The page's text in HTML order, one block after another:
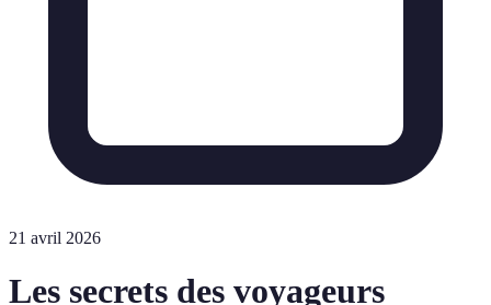
21 avril 2026
Les secrets des voyageurs